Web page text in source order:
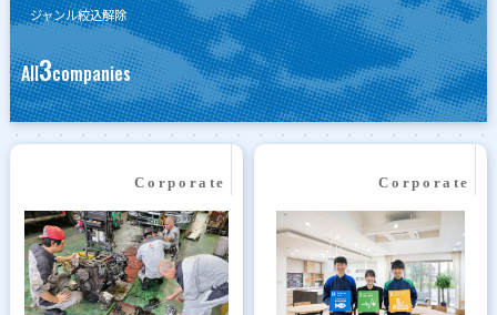
ジャンル絞込解除
All3companies